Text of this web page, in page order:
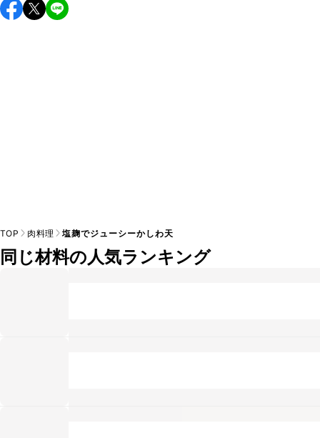
保存期間は冷蔵で翌日中が目安です。なるべくお早めにお召
し上がりください。
TOP 肉料理 塩麹でジューシーかしわ天
同じ材料の人気ランキング